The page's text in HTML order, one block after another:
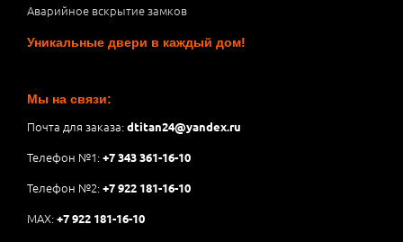
Аварийное вскрытие замков
Уникальные двери в каждый дом!
Мы на связи:
Почта для заказа:dtitan24@yandex.ru
Телефон №1:+7 343 361-16-10
Телефон №2:+7 922 181-16-10
MAX:+7 922 181-16-10